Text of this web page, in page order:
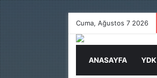
Cuma, Ağustos 7 2026
ANASAYFA YDK